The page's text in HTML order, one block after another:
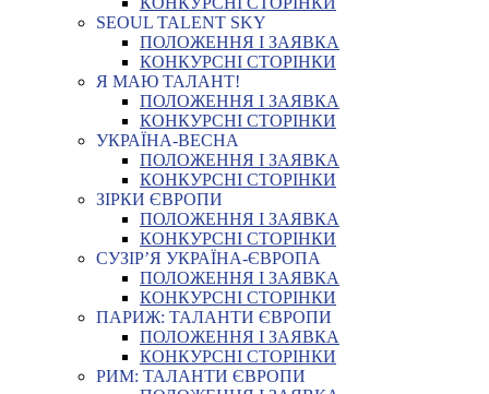
SEOUL TALENT SKY
ПОЛОЖЕННЯ І ЗАЯВКА
КОНКУРСНІ СТОРІНКИ
Я МАЮ ТАЛАНТ!
ПОЛОЖЕННЯ І ЗАЯВКА
КОНКУРСНІ СТОРІНКИ
УКРАЇНА-ВЕСНА
ПОЛОЖЕННЯ І ЗАЯВКА
КОНКУРСНІ СТОРІНКИ
ЗІРКИ ЄВРОПИ
ПОЛОЖЕННЯ І ЗАЯВКА
КОНКУРСНІ СТОРІНКИ
СУЗІР’Я УКРАЇНА-ЄВРОПА
ПОЛОЖЕННЯ І ЗАЯВКА
КОНКУРСНІ СТОРІНКИ
ПАРИЖ: ТАЛАНТИ ЄВРОПИ
ПОЛОЖЕННЯ І ЗАЯВКА
КОНКУРСНІ СТОРІНКИ
РИМ: ТАЛАНТИ ЄВРОПИ